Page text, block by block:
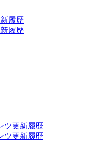
履歴
履歴
ツ更新履歴
ツ更新履歴